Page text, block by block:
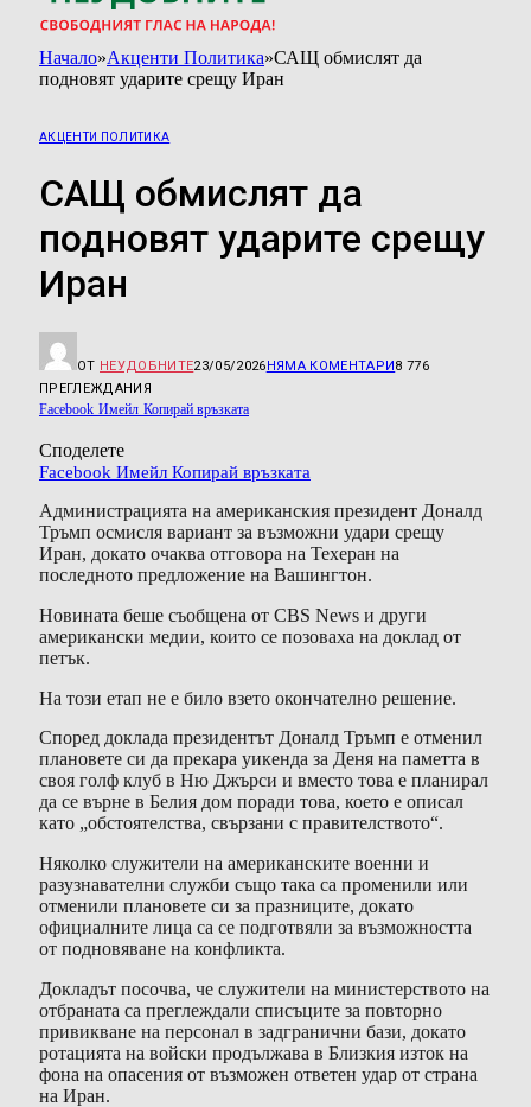
Начало»Акценти Политика»САЩ обмислят да
подновят ударите срещу Иран
АКЦЕНТИ ПОЛИТИКА
САЩ обмислят да
подновят ударите срещу
Иран
ОТ НЕУДОБНИТЕ23/05/2026НЯМА КОМЕНТАРИ8 776
ПРЕГЛЕЖДАНИЯ
Facebook Имейл Копирай връзката
Споделете
Facebook Имейл Копирай връзката
Администрацията на американския президент Доналд
Тръмп осмисля вариант за възможни удари срещу
Иран, докато очаква отговора на Техеран на
последното предложение на Вашингтон.
Новината беше съобщена от CBS News и други
американски медии, които се позоваха на доклад от
петък.
На този етап не е било взето окончателно решение.
Според доклада президентът Доналд Тръмп е отменил
плановете си да прекара уикенда за Деня на паметта в
своя голф клуб в Ню Джърси и вместо това е планирал
да се върне в Белия дом поради това, което е описал
като „обстоятелства, свързани с правителството“.
Няколко служители на американските военни и
разузнавателни служби също така са променили или
отменили плановете си за празниците, докато
официалните лица са се подготвяли за възможността
от подновяване на конфликта.
Докладът посочва, че служители на министерството на
отбраната са преглеждали списъците за повторно
привикване на персонал в задгранични бази, докато
ротацията на войски продължава в Близкия изток на
фона на опасения от възможен ответен удар от страна
на Иран.